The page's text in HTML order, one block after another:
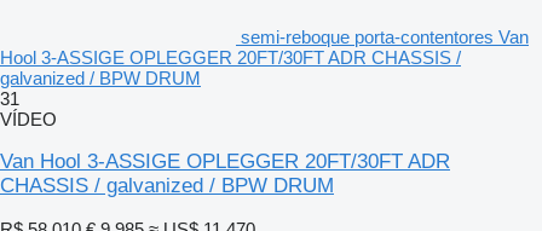
semi-reboque porta-contentores Van
Hool 3-ASSIGE OPLEGGER 20FT/30FT ADR CHASSIS /
galvanized / BPW DRUM
31
VÍDEO
Van Hool 3-ASSIGE OPLEGGER 20FT/30FT ADR
CHASSIS / galvanized / BPW DRUM